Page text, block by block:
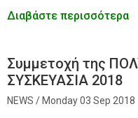
Διαβάστε περισσότερα
Συμμετοχή της
ΣΥΣΚΕΥΑΣΙΑ 2018
Monday 03 Sep 2018